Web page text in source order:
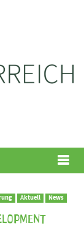
Aktuell News